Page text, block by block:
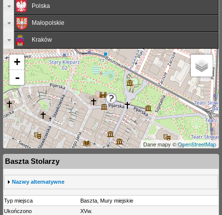
Polska
Małopolskie
Kraków
+
-
Dane mapy ©OpenStreetMap
Baszta Stolarzy
S
h
o
w
Nazwy alternatywne
Typ miejsca
Baszta, Mury miejskie
Ukończono
XVw.